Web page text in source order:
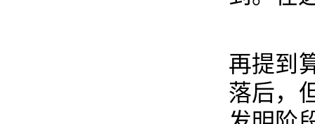
再提到
落后，